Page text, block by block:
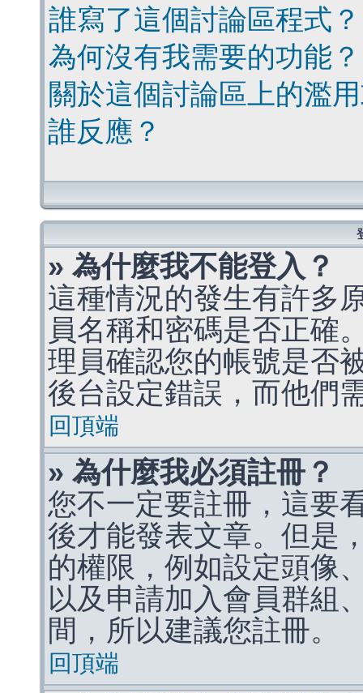
誰寫了這個討論區程式？
為何沒有我需要的功能？
關於這個討論區上的濫
誰反應？
» 為什麼我不能登入？
這種情況的發生有許多
員名稱和密碼是否正確
理員確認您的帳號是否
後台設定錯誤，而他們
回頂端
» 為什麼我必須註冊？
您不一定要註冊，這要
後才能發表文章。但是
的權限，例如設定頭像
以及申請加入會員群組
間，所以建議您註冊。
回頂端